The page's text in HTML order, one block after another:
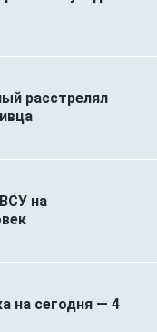
расстрелял
на
на сегодня — 4